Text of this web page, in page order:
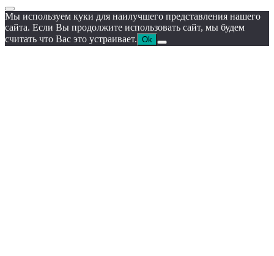
Мы используем куки для наилучшего представления нашего
сайта. Если Вы продолжите использовать сайт, мы будем
считать что Вас это устраивает. Ok